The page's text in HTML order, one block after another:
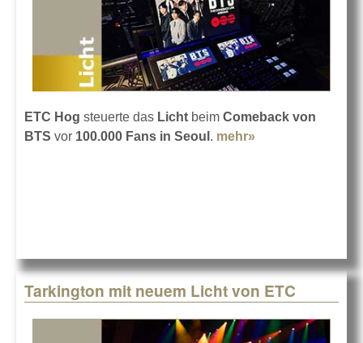
ETC Hog steuerte das Licht beim Comeback von
BTS vor 100.000 Fans in Seoul . mehr»
Tarkington mit neuem Licht von ETC